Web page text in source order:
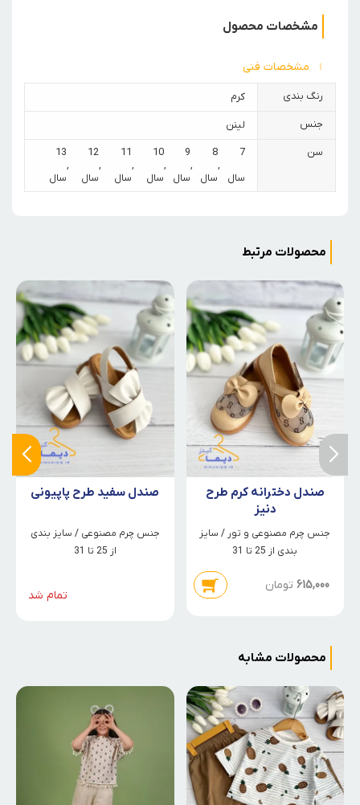
مشخصات محصول
مشخصات فنی
رنگ بندی کرم
جنس لینن
سن
7
سال
,
8
سال
,
9
سال
,
10
سال
,
11
سال
,
12
سال
,
13
سال
محصولات مرتبط
صندل دخترانه کرم طرح
دنیز
جنس چرم مصنوعی و تور / سایز
بندی از 25 تا 31
615,000 تومان
صندل سفید طرح پاپیونی
جنس چرم مصنوعی / سایز بندی
از 25 تا 31
تمام شد
محصولات مشابه